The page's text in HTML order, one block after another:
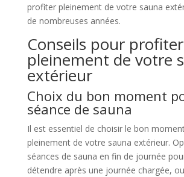
profiter pleinement de votre sauna
de nombreuses années.
Conseils pour profiter
pleinement de votre
extérieur
Choix du bon moment
séance de sauna
Il est essentiel de choisir le bon
pleinement de votre sauna extérieur.
séances de sauna en fin de journée
détendre après une journée chargée,